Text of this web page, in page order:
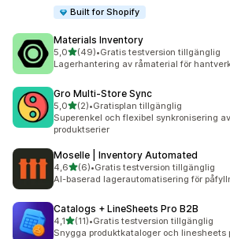
Built for Shopify
Materials Inventory
5,0av 5 stjärnor
(49)
49 recensioner totalt
•Gratis testversion tillgänglig
Lagerhantering av råmaterial för
Gro Multi‑Store Sync
5,0av 5 stjärnor
(2)
2 recensioner totalt
•Gratisplan tillgänglig
Superenkel och flexibel synkronisering
produktserier
Moselle | Inventory Automated
4,6av 5 stjärnor
(6)
6 recensioner totalt
•Gratis testversion tillgänglig
AI-baserad lagerautomatisering för
Catalogs + LineSheets Pro B2B
4,1av 5 stjärnor
(11)
11 recensioner totalt
•Gratis testversion tillgänglig
Snygga produktkataloger och linesheets